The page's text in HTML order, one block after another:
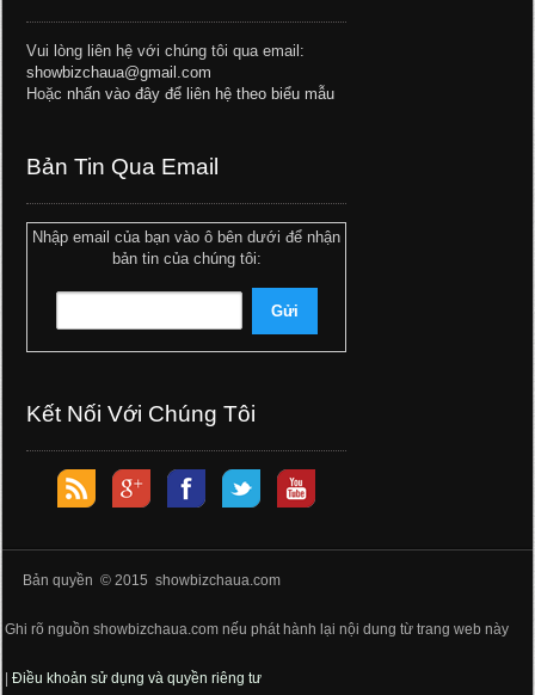
Vui lòng liên hệ với chúng tôi qua email:
showbizchaua@gmail.com
Hoặc nhấn vào đây để liên hệ theo biểu mẫu
Bản Tin Qua Email
Nhập email của bạn vào ô bên dưới để nhận
bản tin của chúng tôi:
Kết Nối Với Chúng Tôi
Bản quyền © 2015 showbizchaua.com
Ghi rõ nguồn showbizchaua.com nếu phát hành lại nội dung từ trang web này
|Điều khoản sử dụng và quyền riêng tư